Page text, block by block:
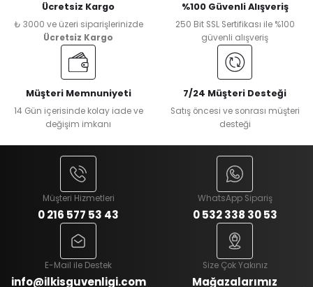
Ücretsiz Kargo
₺ 3000 ve üzeri siparişlerinizde
Ücretsiz Kargo
%100 Güvenli Alışveriş
250 Bit SSL Sertifikası ile %100
güvenli alışveriş
Müşteri Memnuniyeti
14 Gün içerisinde kolay iade ve
değişim imkanı
7/24 Müşteri Desteği
Satış öncesi ve sonrası müşteri
desteği
Müşteri Hizmetleri
0 216 577 53 43
WhatsApp Sipariş
0 532 338 30 53
E-Mail ile Destek
info@ilkisguvenligi.com
Size Çok Yakınız
Mağazalarımız